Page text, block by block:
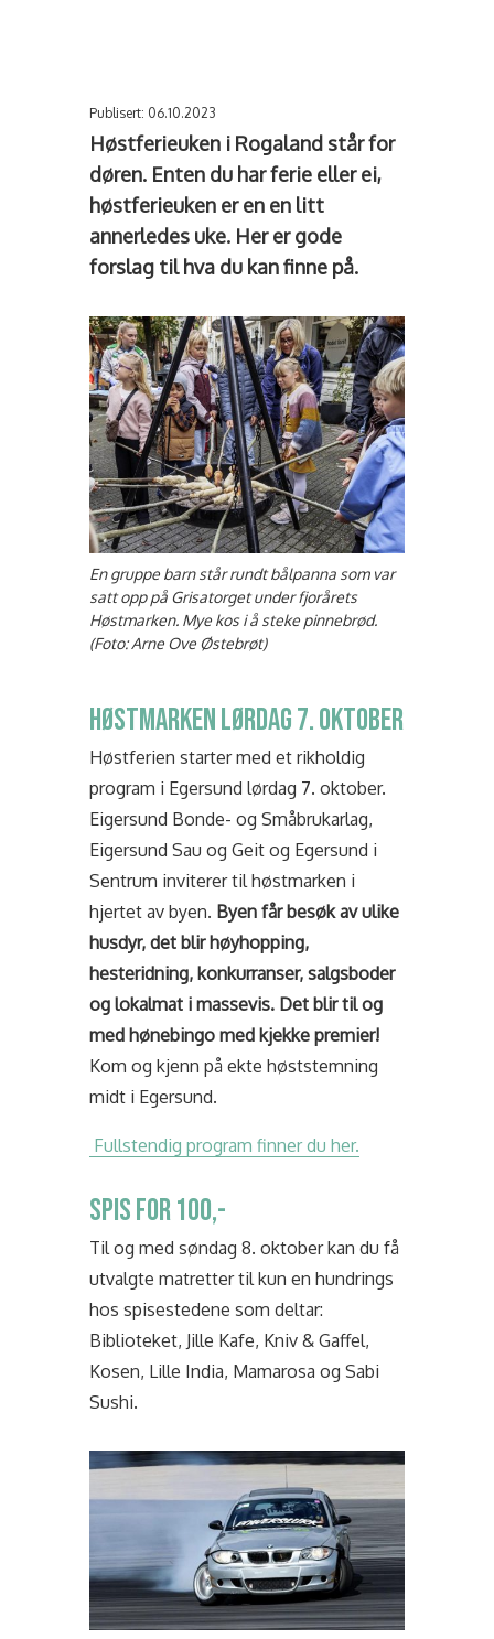
Publisert: 06.10.2023
Høstferieuken i Rogaland står for
døren. Enten du har ferie eller ei,
høstferieuken er en en litt
annerledes uke. Her er gode
forslag til hva du kan finne på.
En gruppe barn står rundt bålpanna som var
satt opp på Grisatorget under fjorårets
Høstmarken. Mye kos i å steke pinnebrød.
(Foto: Arne Ove Østebrøt)
HØSTMARKEN LØRDAG 7. OKTOBER
Høstferien starter med et rikholdig
program i Egersund lørdag 7. oktober.
Eigersund Bonde- og Småbrukarlag,
Eigersund Sau og Geit og Egersund i
Sentrum inviterer til høstmarken i
hjertet av byen. Byen får besøk av ulike
husdyr, det blir høyhopping,
hesteridning, konkurranser, salgsboder
og lokalmat i massevis. Det blir til og
med hønebingo med kjekke premier!
Kom og kjenn på ekte høststemning
midt i Egersund.
Fullstendig program finner du her.
SPIS FOR 100,-
Til og med søndag 8. oktober kan du få
utvalgte matretter til kun en hundrings
hos spisestedene som deltar:
Biblioteket, Jille Kafe, Kniv & Gaffel,
Kosen, Lille India, Mamarosa og Sabi
Sushi.